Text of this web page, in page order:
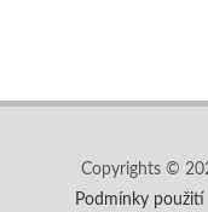
Copyrights ©
Podmínky použití